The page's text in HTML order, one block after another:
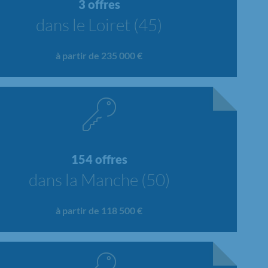
3 offres
dans le Loiret (45)
à partir de 235 000 €
154 offres
dans la Manche (50)
à partir de 118 500 €